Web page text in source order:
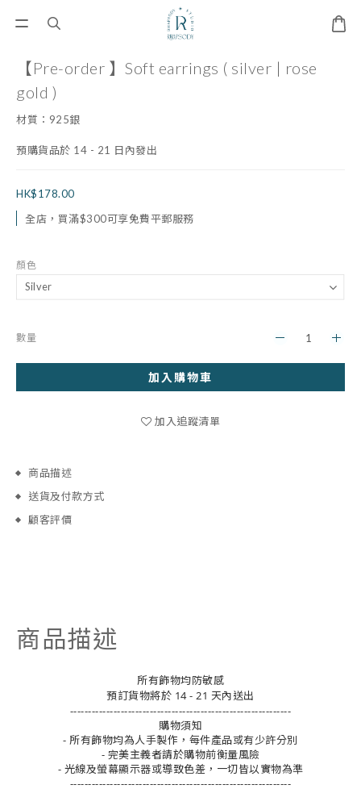
【Pre-order 】Soft earrings ( silver | rose
gold )
材質：925銀
預購貨品於 14 - 21 日內發出
HK$178.00
全店，買滿$300可享免費平郵服務
顏色
數量
加入購物車
加入追蹤清單
商品描述
送貨及付款方式
顧客評價
商品描述
所有飾物均防敏感
預訂貨物將於 14 - 21 天內送出
-------------------------------------------------------------
購物須知
- 所有飾物均為人手製作，每件產品或有少許分別
- 完美主義者請於購物前衡量風險
- 光線及螢幕顯示器或導致色差，一切皆以實物為準
-------------------------------------------------------------